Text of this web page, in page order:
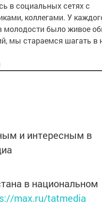
в социальных сетях с
коллегами. У
молодости было живое
мы стараемся шагать в
и интересным в
в национальном
max.ru/tatmedia